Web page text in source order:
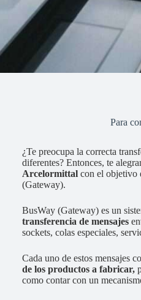
Para
¿Te preocupa la correcta
diferentes? Entonces, te
Arcelormittal con el objetivo
(Gateway).
BusWay (Gateway) es un
transferencia de mensajes
sockets, colas especiales,
Cada uno de estos mensajes
de los productos a fabricar,
como contar con un